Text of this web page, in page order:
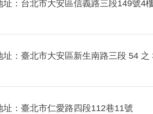
址：台北市大安區信義路三段149號4
址：臺北市大安區新生南路三段 54 之
址：臺北市仁愛路四段112巷11號